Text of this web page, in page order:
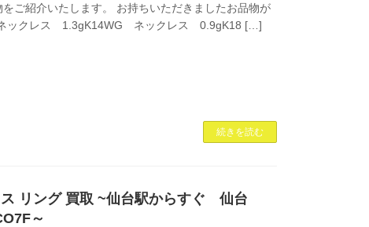
ご紹介いたします。 お持ちいただきましたお品物が
クレス 1.3gK14WG ネックレス 0.9gK18 […]
続きを読む
リング 買取 ~仙台駅からすぐ 仙台
～